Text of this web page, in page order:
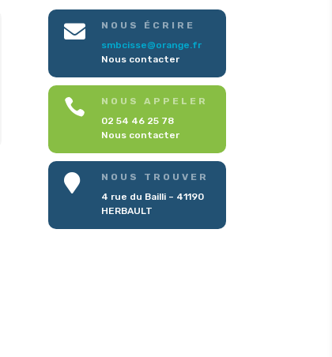

NOUS ÉCRIRE
smbcisse@orange.fr
Nous contacter

NOUS APPELER
02 54 46 25 78
Nous contacter

NOUS TROUVER
4 rue du Bailli – 41190
HERBAULT